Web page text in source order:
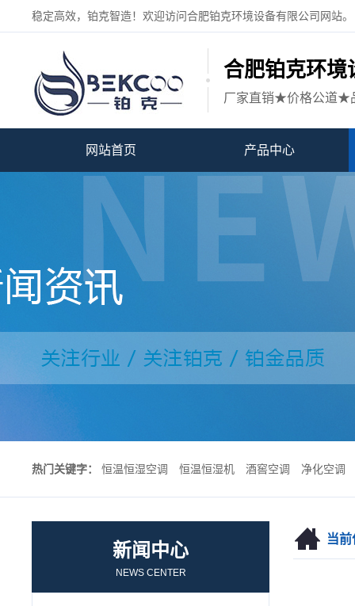
稳定高效，铂克智造！欢迎访问合肥铂克环境设备有限公司网站。
合肥铂克环境
厂家直销★价格公道★
网站首页 产品中心
热门关键字： 恒温恒湿空调 恒温恒湿机 酒窖空调 净化空调
当
新闻中心
NEWS CENTER